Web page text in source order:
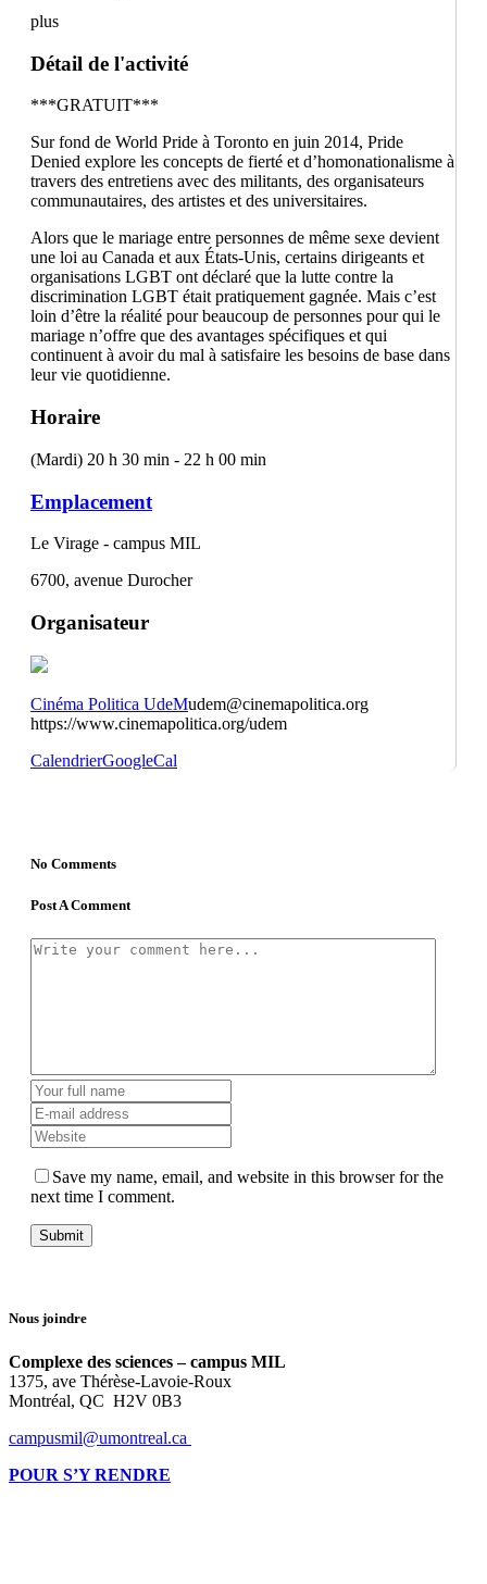
plus
Détail de l'activité
***GRATUIT***
Sur fond de World Pride à Toronto en juin 2014, Pride
Denied explore les concepts de fierté et d’homonationalisme à
travers des entretiens avec des militants, des organisateurs
communautaires, des artistes et des universitaires.
Alors que le mariage entre personnes de même sexe devient
une loi au Canada et aux États-Unis, certains dirigeants et
organisations LGBT ont déclaré que la lutte contre la
discrimination LGBT était pratiquement gagnée. Mais c’est
loin d’être la réalité pour beaucoup de personnes pour qui le
mariage n’offre que des avantages spécifiques et qui
continuent à avoir du mal à satisfaire les besoins de base dans
leur vie quotidienne.
Horaire
(Mardi) 20 h 30 min - 22 h 00 min
Emplacement
Le Virage - campus MIL
6700, avenue Durocher
Organisateur
Cinéma Politica UdeMudem@cinemapolitica.org
https://www.cinemapolitica.org/udem
CalendrierGoogleCal
No Comments
Post A Comment
Save my name, email, and website in this browser for the
next time I comment.
Nous joindre
Complexe des sciences – campus MIL
1375, ave Thérèse-Lavoie-Roux
Montréal, QC H2V 0B3
campusmil@umontreal.ca
POUR S’Y RENDRE